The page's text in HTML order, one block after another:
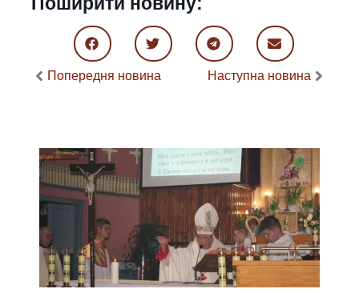
Попередня новина Наступна новина